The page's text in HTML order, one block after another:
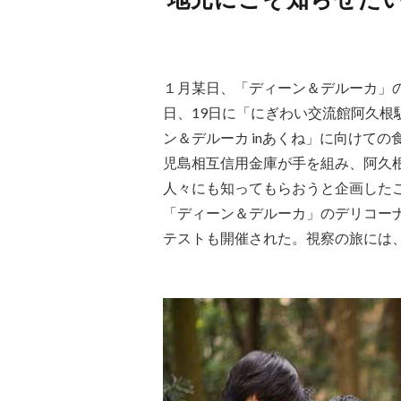
１月某日、「ディーン＆デルーカ
日、19日に「にぎわい交流館阿久
ン＆デルーカ inあくね」に向けて
児島相互信用金庫が手を組み、阿
人々にも知ってもらおうと企画し
「ディーン＆デルーカ」のデリコ
テストも開催された。視察の旅には